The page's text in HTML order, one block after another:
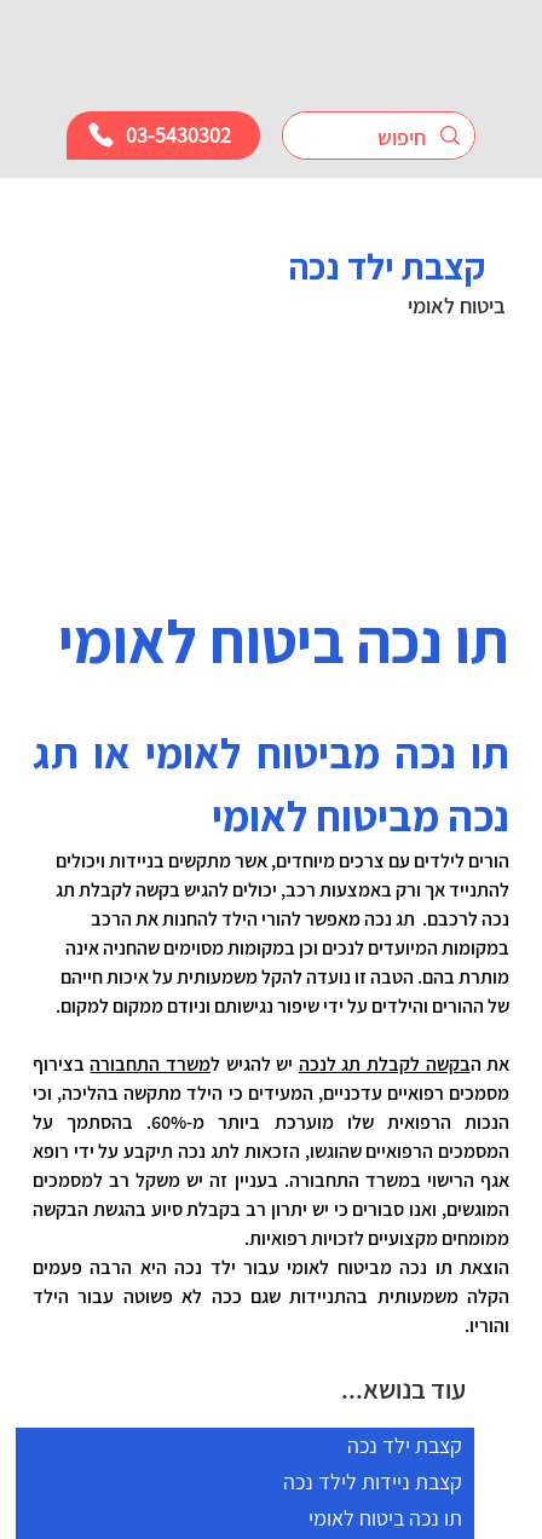
03-5430302
קצבת ילד נכה
ביטוח לאומי
תו נכה ביטוח לאומי
נכה מביטוח לאומי
הורים לילדים עם צרכים מיוחדים, אשר מתקשים בניידות ויכולים
להתנייד אך ורק באמצעות רכב, יכולים להגיש בקשה לקבלת תג
נכה לרכבם.  תג נכה מאפשר להורי הילד להחנות את הרכב
במקומות המיועדים לנכים וכן במקומות מסוימים שהחניה אינה
מותרת בהם. הטבה זו נועדה להקל משמעותית על איכות חייהם
של ההורים והילדים על ידי שיפור נגישותם וניודם ממקום למקום.
את הבקשה לקבלת תג לנכה יש להגיש למשרד התחבורה
המוגשים, ואנו סב
ממומחים מקצועיים לזכויות רפואיות.
והוריו.
עוד בנושא...
קצבת ילד נכה
קצבת ניידות לילד נכה
תו נכה ביטוח לאומי